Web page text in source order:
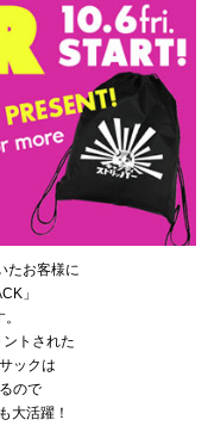
たお客様に
」
トされた
ックは
ので
大活躍！